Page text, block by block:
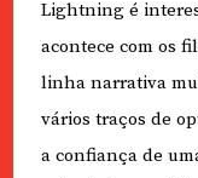
Lightning é
acontece com os
linha narrativa
vários traços de
a confiança de